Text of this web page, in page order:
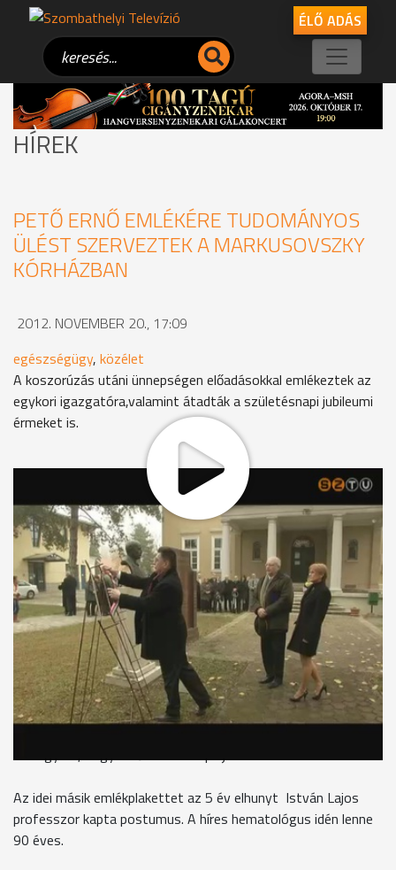
ÉLŐ ADÁS
HÍREK
PETŐ ERNŐ EMLÉKÉRE TUDOMÁNYOS
ÜLÉST SZERVEZTEK A MARKUSOVSZKY
KÓRHÁZBAN
2012. NOVEMBER 20., 17:09
egészségügy, közélet
A koszorúzás utáni ünnepségen előadásokkal emlékeztek az
egykori igazgatóra,valamint átadták a születésnapi jubileumi
érmeket is.
Az annunciáta nővérek emléktábláját és Dr.Pető Ernő szobrát
is megkoszorúzták az ünnepi rendezvényen. Az alapító
kórházigazgató tiszteletére minden évben emlékérmeket
adnak át a Markusovszky Kórházban. Idén az egyik díjazott
Prof.Dr.Széll Kálmán lett, aki az intézmény anestesiológiai és
intenzív betegellátó osztályát megalapította. A professzor
előadásban emlékezett egykori kollégájára, Pető Ernőre.
Prof. Dr. Széll Kálmán
"Szombathelyen egyedüli orvos vagyok, aki őt nem csak,
hogy ismerte, de vele kétszer munkatársi kapcsolatban
voltam. Oly közel, hogy a műtőasztal egyik felén ő állt, a
Az idei másik emlékplakettet az 5 év elhunyt István Lajos
professzor kapta postumus. A híres hematológus idén lenne
90 éves.